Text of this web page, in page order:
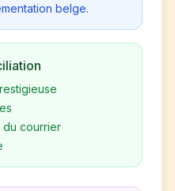
belge.
du courrier